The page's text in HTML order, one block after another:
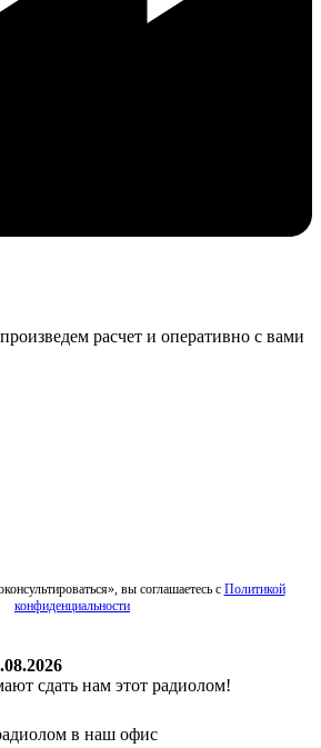
расчет и оперативно с вами
вы соглашаетесь с Политикой
конфиденциальности
сдать нам этот радиолом!
в наш офис